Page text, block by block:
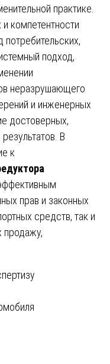
практике.
компетентности
потребительских,
подход,
неразрушающего
и инженерных
достоверных,
В
к
прав и законных
средств, так и
продажу,